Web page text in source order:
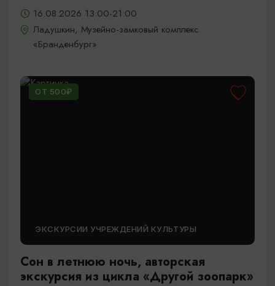
16.08.2026 13:00-21:00
Ладушкин, Музейно-замковый комплекс
«Бранденбург»
ОТ 500₽
ЭКСКУРСИИ УЧРЕЖДЕНИЙ КУЛЬТУРЫ
Сон в летнюю ночь, авторская
экскурсия из цикла «Другой зоопарк»